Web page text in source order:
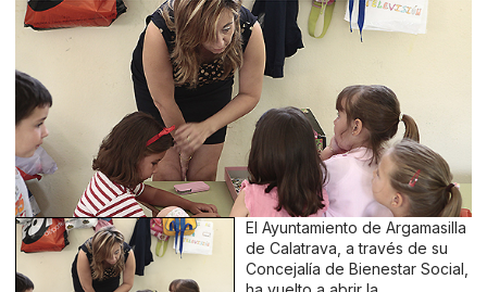
El Ayuntamiento de Argamasilla
de Calatrava, a través de su
Concejalía de Bienestar Social,